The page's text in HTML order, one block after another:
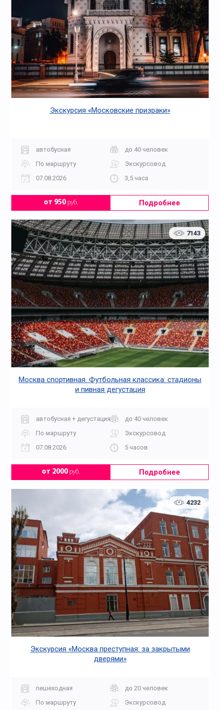
Экскурсия «Московские призраки»
автобусная
до 40 человек
По маршруту
Экскурсовод
07.08.2026
3,5 часа
от 950руб. Подробнее
7143
Москва спортивная. Футбольная классика: стадионы
и пивная дегустация
автобусная + дегустация
до 40 человек
По маршруту
Экскурсовод
07.08.2026
5 часов
от 2000руб. Подробнее
4232
Экскурсия «Москва преступная: за закрытыми
дверями»
пешеходная
до 20 человек
По маршруту
Экскурсовод